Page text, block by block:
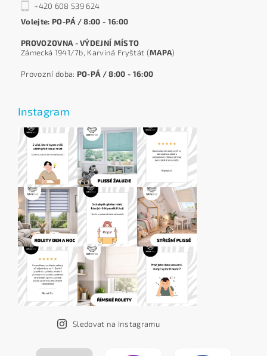
+420 608 539 624
Volejte: PO-PÁ / 8:00 - 16:00
PROVOZOVNA - VÝDEJNÍ MÍSTO
Zámecká 1941/7b, Karviná Fryštát (MAPA)
Provozní doba: PO-PÁ / 8:00 - 16:00
Instagram
Sledovat na Instagramu